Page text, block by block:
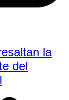
la
del